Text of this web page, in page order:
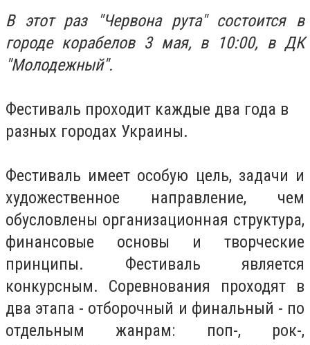
В этот раз "Червона рута" состоится в
городе корабелов 3 мая, в 10:00, в ДК
"Молодежный".
Фестиваль проходит каждые два года в
разных городах Украины.
Фестиваль имеет особую цель, задачи и
художественное направление, чем
обусловлены организационная структура,
финансовые основы и творческие
принципы. Фестиваль является
конкурсным. Соревнования проходят в
два этапа - отборочный и финальный - по
отдельным жанрам: поп-, рок-,